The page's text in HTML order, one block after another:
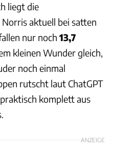
liegt die
aktuell bei satten
nur noch 13,7
kleinen Wunder gleich,
noch einmal
rutscht laut ChatGPT
praktisch komplett aus
ANZEIGE